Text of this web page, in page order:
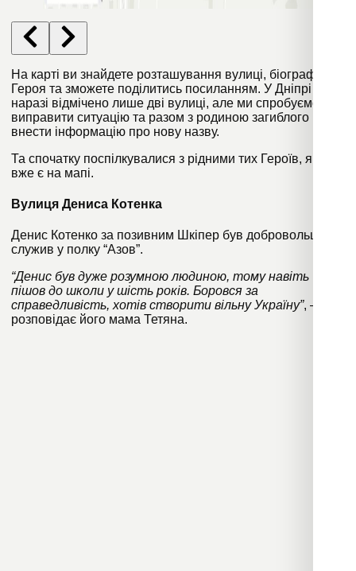
На карті ви знайдете розташування вулиці, біографію
Героя та зможете поділитись посиланням. У Дніпрі
наразі відмічено лише дві вулиці, але ми спробуємо
виправити ситуацію та разом з родиною загиблого воїна
внести інформацію про нову назву.
Та спочатку поспілкувалися з рідними тих Героїв, які
вже є на мапі.
Вулиця Дениса Котенка
Денис Котенко за позивним Шкіпер був добровольцем,
служив у полку “Азов”.
“Денис був дуже розумною людиною, тому навіть
пішов до школи у шість років. Боровся за
справедливість, хотів створити вільну Україну”, –
розповідає його мама Тетяна.